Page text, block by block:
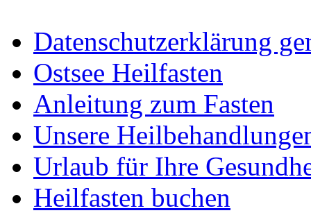
Datenschutzerklärung
Ostsee Heilfasten
Anleitung zum Fasten
Unsere
Urlaub für Ihre
Heilfasten buchen